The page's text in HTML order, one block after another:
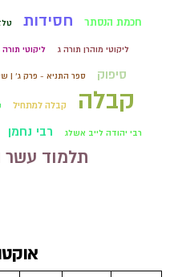
חכמת הנסתר חסידות
ליקוטי מוהרן תורה ג ליקוטי
סיפוק ספר התניא - פרק ג' |
קבלה קבלה למתחיל
רבי יהודה לייב אשלג רבי נחמן
תלמוד עשר